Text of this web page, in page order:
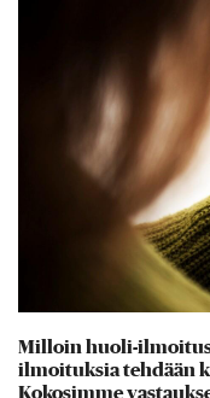
Milloin huoli-ilmoitus
ilmoituksia tehdään
Kokosimme